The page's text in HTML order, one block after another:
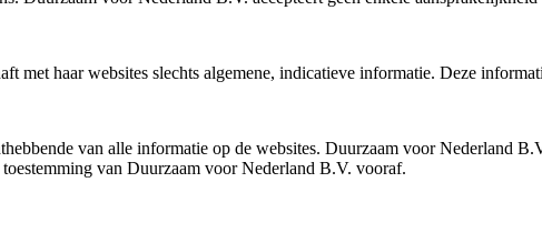
met haar websites slechts algemene, indicatieve informatie. Deze
van alle informatie op de websites. Duurzaam voor Nederland
van Duurzaam voor Nederland B.V. vooraf.